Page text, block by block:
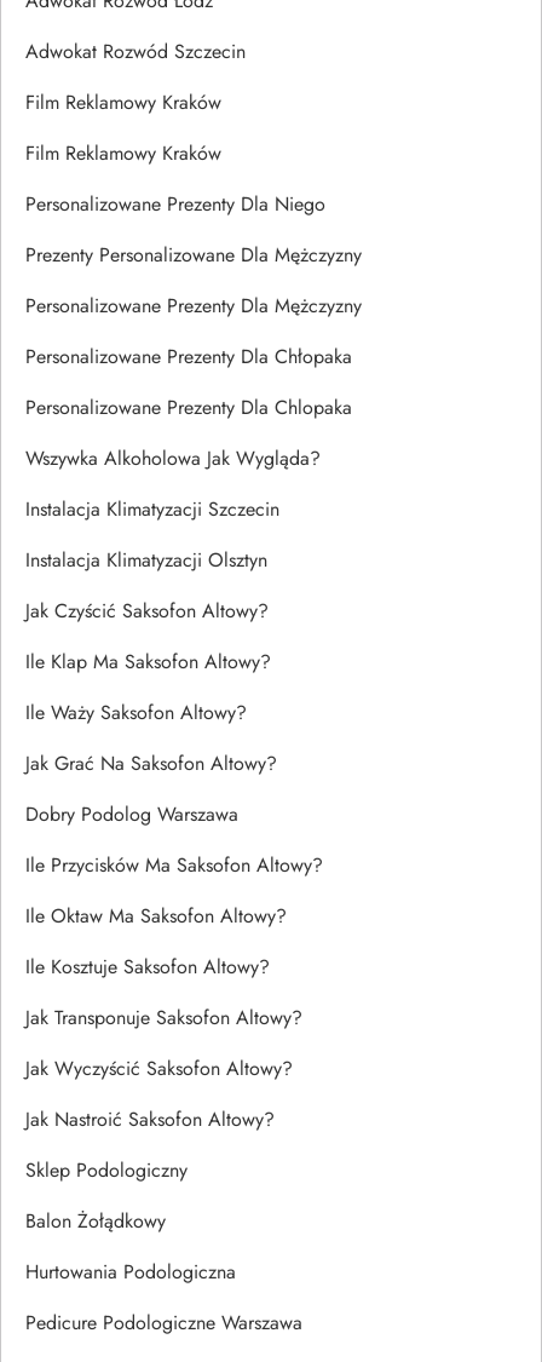
Adwokat Rozwód Szczecin
Film Reklamowy Kraków
Film Reklamowy Kraków
Personalizowane Prezenty Dla Niego
Prezenty Personalizowane Dla Mężczyzny
Personalizowane Prezenty Dla Mężczyzny
Personalizowane Prezenty Dla Chłopaka
Personalizowane Prezenty Dla Chlopaka
Wszywka Alkoholowa Jak Wygląda?
Instalacja Klimatyzacji Szczecin
Instalacja Klimatyzacji Olsztyn
Jak Czyścić Saksofon Altowy?
Ile Klap Ma Saksofon Altowy?
Ile Waży Saksofon Altowy?
Jak Grać Na Saksofon Altowy?
Dobry Podolog Warszawa
Ile Przycisków Ma Saksofon Altowy?
Ile Oktaw Ma Saksofon Altowy?
Ile Kosztuje Saksofon Altowy?
Jak Transponuje Saksofon Altowy?
Jak Wyczyścić Saksofon Altowy?
Jak Nastroić Saksofon Altowy?
Sklep Podologiczny
Balon Żołądkowy
Hurtowania Podologiczna
Pedicure Podologiczne Warszawa